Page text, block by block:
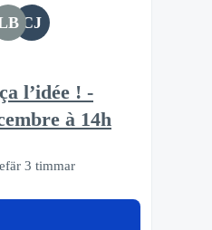
CJ
l’idée ! -
à 14h
3 timmar